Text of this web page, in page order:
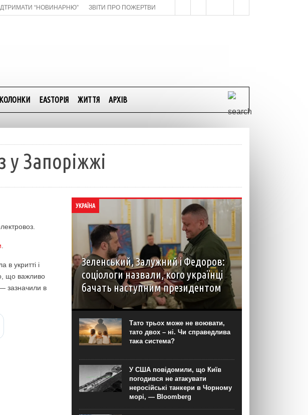
“НОВИНАРНЮ” ЗВІТИ ПРО ПОЖЕРТВИ
КОЛОНКИ EASTОРІЯ ЖИТТЯ АРХІВ
у Запоріжжі
в укритті і
що важливо
зазначили в
УКРАЇНА
Зеленський, Залужний і Федоров:
соціологи назвали, кого українці
бачать наступним президентом
Наразі в разі проведення президентських
виборів більшість українців обрали б на цю
посаду чинного президента Володимира
Зеленського. На другому місці за підтримкою
виборців опинився колишній головнокомандувач
ЗСУ, а тепер...
Тато трьох може не воювати,
тато двох – ні. Чи справедлива
така система?
У США повідомили, що Київ
погодився не атакувати
неросійські танкери в Чорному
морі, — Bloomberg